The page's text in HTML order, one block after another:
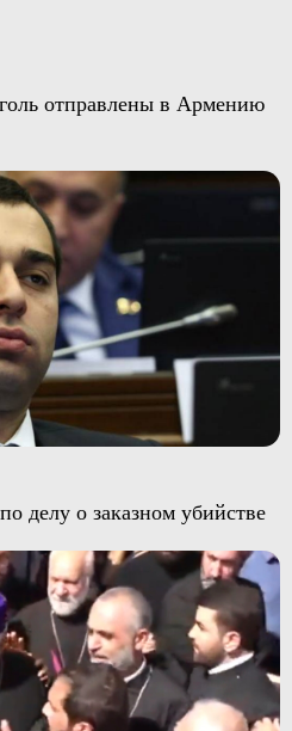
отправлены в Армению
делу о заказном убийстве